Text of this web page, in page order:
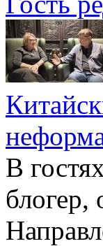
В
блогер,